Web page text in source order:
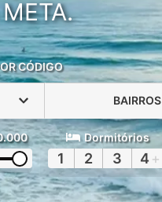
CÓDIGO
BAIRROS
Dormitórios
1 2 3 4 +